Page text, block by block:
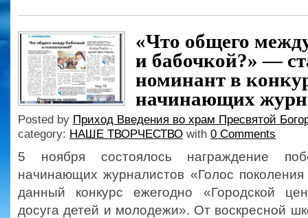
«Что общего
и бабочкой?» —
номинант в
начинающих
Posted by Приход Введения во храм Пресвятой
category: НАШЕ ТВОРЧЕСТВО with 0 Comments
5 ноября состоялось награждение
начинающих журналистов «Голос
данный конкурс ежегодно «Городской
досуга детей и молодежи». От воскресной